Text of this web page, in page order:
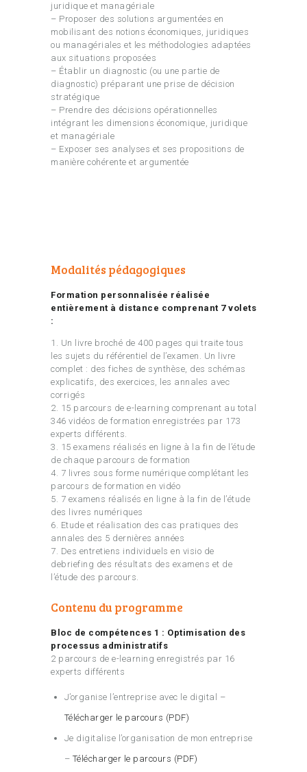
juridique et managériale
– Proposer des solutions argumentées en
mobilisant des notions économiques, juridiques
ou managériales et les méthodologies adaptées
aux situations proposées
– Établir un diagnostic (ou une partie de
diagnostic) préparant une prise de décision
stratégique
– Prendre des décisions opérationnelles
intégrant les dimensions économique, juridique
et managériale
– Exposer ses analyses et ses propositions de
manière cohérente et argumentée
Modalités pédagogiques
Formation personnalisée réalisée
entièrement à distance comprenant 7 volets
:
1. Un livre broché de 400 pages qui traite tous
les sujets du référentiel de l’examen. Un livre
complet : des fiches de synthèse, des schémas
explicatifs, des exercices, les annales avec
corrigés
2. 15 parcours de e-learning comprenant au total
346 vidéos de formation enregistrées par 173
experts différents.
3. 15 examens réalisés en ligne à la fin de l’étude
de chaque parcours de formation
4. 7 livres sous forme numérique complétant les
parcours de formation en vidéo
5. 7 examens réalisés en ligne à la fin de l’étude
des livres numériques
6. Etude et réalisation des cas pratiques des
annales des 5 dernières années
7. Des entretiens individuels en visio de
debriefing des résultats des examens et de
l’étude des parcours.
Contenu du programme
Bloc de compétences 1 : Optimisation des
processus administratifs
2 parcours de e-learning enregistrés par 16
experts différents
J’organise l’entreprise avec le digital –
Télécharger le parcours (PDF)
Je digitalise l’organisation de mon entreprise
– Télécharger le parcours (PDF)